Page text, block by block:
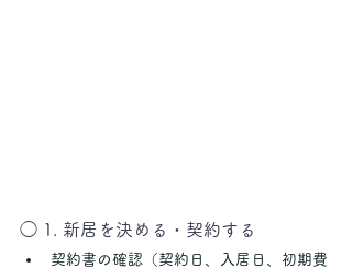
◯ 1. 新居を決める・契約する
契約書の確認（契約日、入居日、初期費